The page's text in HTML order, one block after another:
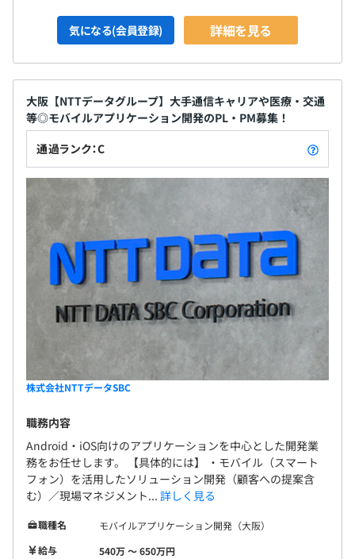
■総合評価は、事業年度（4月～翌年3月末）を対象とし
て年1回実施します。評価結果は給与や昇進昇格に反映さ
れます。
気になる(会員登録) 詳細を見る
大阪【NTTデータグループ】大手通信キャリアや医療・交通
等◎モバイルアプリケーション開発のPL・PM募集！
通過ランク：C
株式会社NTTデータSBC
職務内容
Android・iOS向けのアプリケーションを中心とした開発業
務をお任せします。 【具体的には】 ・モバイル（スマート
フォン）を活用したソリューション開発（顧客への提案含
む）／現場マネジメント... 詳しく見る
職種名
モバイルアプリケーション開発（大阪）
給与
540万 〜 650万円